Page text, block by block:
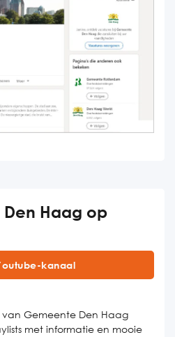
Haag op
kanaal
Gemeente Den Haag
met informatie en mooie